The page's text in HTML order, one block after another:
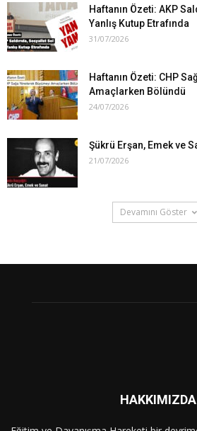
Haftanın Özeti: AKP
Yanlış Kutup Etrafında
31/07/2026
Haftanın Özeti: CHP
Amaçlarken Bölündü
24/07/2026
Şükrü Erşan, Emek ve
21/07/2026
Devamını Göster
HAKKIMIZDA